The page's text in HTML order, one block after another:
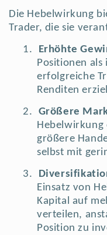
Die Hebelwirkung
Trader, die sie
1.
Erhöhte
Positionen
erfolgreiche
Renditen
2.
Größere
Hebelwirkung
größere
selbst mit
3.
Einsatz von
Kapital auf
verteilen,
Position zu